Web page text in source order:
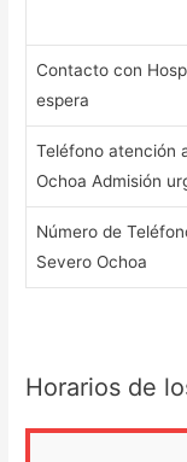
Contacto con
espera
Teléfono atención
Ochoa Admisión
Número de
Severo Ochoa
Horarios de